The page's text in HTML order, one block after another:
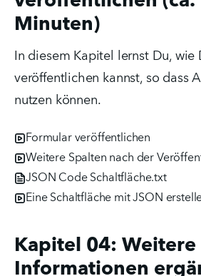
Minuten)
In diesem Kapitel lernst Du, wie
veröffentlichen kannst, so dass
nutzen können.
Formular veröffentlichen
Weitere Spalten nach der
JSON Code Schaltfläche.txt
Eine Schaltfläche mit JSON
Kapitel 04: Weitere
Informationen